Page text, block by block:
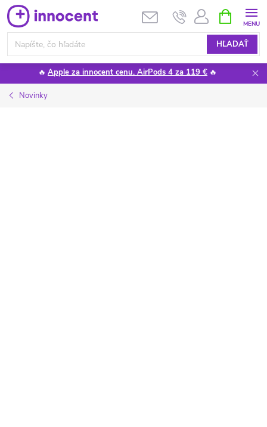
Prejsť
na
obsah
HĽADAŤ
KOŠÍK
🔥 Apple za innocent cenu. AirPods 4 za 119 € 🔥
Novinky